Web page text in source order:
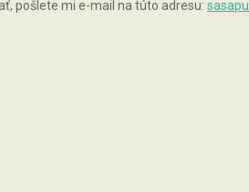
pošlete mi e-mail na túto adresu: